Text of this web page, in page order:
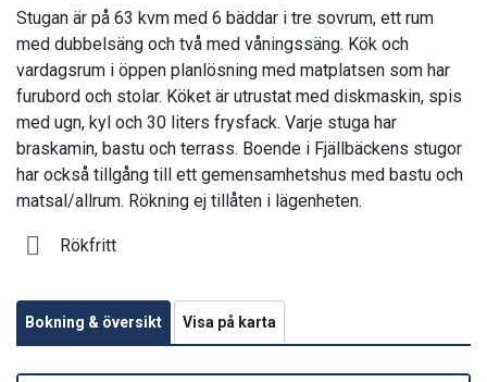
Stugan är på 63 kvm med 6 bäddar i tre sovrum, ett rum
med dubbelsäng och två med våningssäng. Kök och
vardagsrum i öppen planlösning med matplatsen som har
furubord och stolar. Köket är utrustat med diskmaskin, spis
med ugn, kyl och 30 liters frysfack. Varje stuga har
braskamin, bastu och terrass. Boende i Fjällbäckens stugor
har också tillgång till ett gemensamhetshus med bastu och
matsal/allrum. Rökning ej tillåten i lägenheten.
Rökfritt
Bokning & översikt Visa på karta